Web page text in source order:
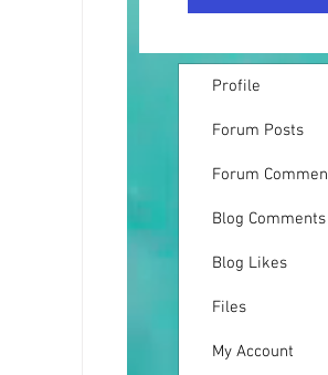
Profile
Forum Posts
Forum
Blog Comments
Blog Likes
Files
My Account